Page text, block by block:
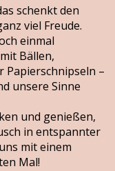
schenkt den
viel Freude.
einmal
Bällen,
Papierschnipseln –
unsere Sinne
und genießen,
in entspannter
mit einem
Mal!